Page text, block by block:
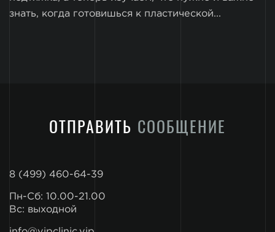
знать, когда готовишься к пластической...
ОТПРАВИТЬ СООБЩЕНИЕ
8 (499) 460-64-39
Пн-Сб: 10.00-21.00
Вс: выходной